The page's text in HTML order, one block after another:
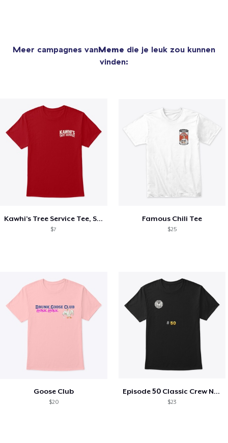
Meer campagnes vanMeme die je leuk zou kunnen
vinden:
Kawhi’s Tree Service Tee, Shirts, Mug
$7
Famous Chili Tee
$25
Goose Club
$20
Episode 50 Classic Crew Neck T-Shirt
$23